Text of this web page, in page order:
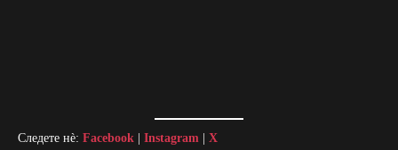
Следете нè: Facebook | Instagram | X